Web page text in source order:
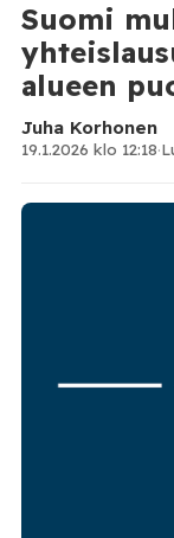
Suomi
alueen
Juha Korhonen
19.1.2026 klo 12:18·